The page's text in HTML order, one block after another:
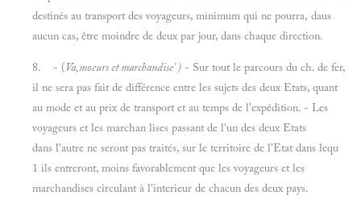
destinés au transport des voyageurs, minimum qui ne pourra, daus
aucun cas, être moindre de deux par jour, dans chaque direction.
8. - (Va,moeurs et marchandise' ) - Sur tout le parcours du ch. de fer,
il ne sera pas fait de différence entre les sujets des deux Etats, quant
au mode et au prix de transport et au temps de l'expédition. - Les
voyageurs et les marchan lises passant de l'un des deux Etats
dans l'autre ne seront pas traités, sur le territoire de l'Etat dans lequ
1 ils entreront, moins favorablement que les voyageurs et les
marchandises circulant à l'interieur de chacun des deux pays.